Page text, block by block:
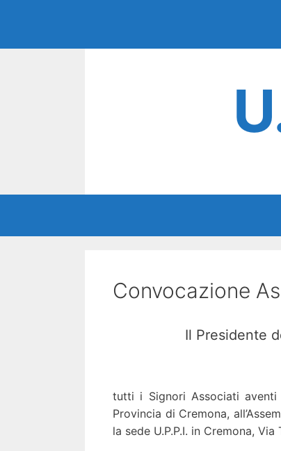
Convocazione
Il Presidente
tutti i Signori Associati aventi
Provincia di Cremona,
la sede U.P.P.I. in Cremona,